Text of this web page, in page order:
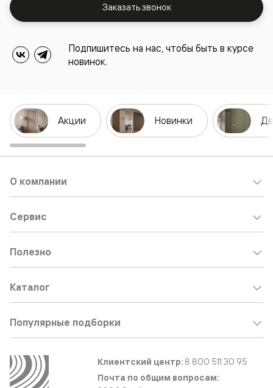
Заказать звонок
Подпишитесь на нас, чтобы быть в курсе
новинок.
Акции Новинки
О компании
Сервис
Полезно
Каталог
Популярные подборки
Клиентский центр: 8 800 511 30 95
Почта по общим вопросам: